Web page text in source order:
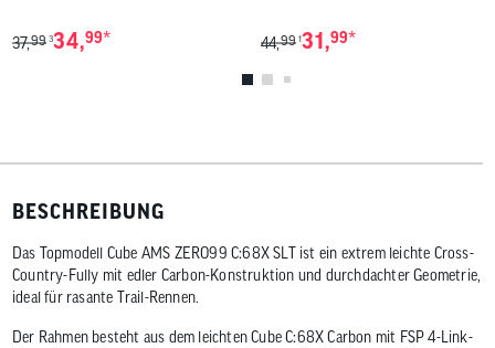
37,99 334,99* 44,99 131,99*
BESCHREIBUNG
Das Topmodell Cube AMS ZERO99 C:68X SLT ist ein extrem leichte Cross-
Country-Fully mit edler Carbon-Konstruktion und durchdachter Geometrie,
ideal für rasante Trail-Rennen.
Der Rahmen besteht aus dem leichten Cube C:68X Carbon mit FSP 4-Link-